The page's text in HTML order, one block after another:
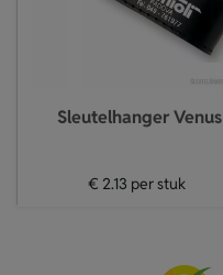
Sleutelhanger Venus
€ 2.13 per stuk